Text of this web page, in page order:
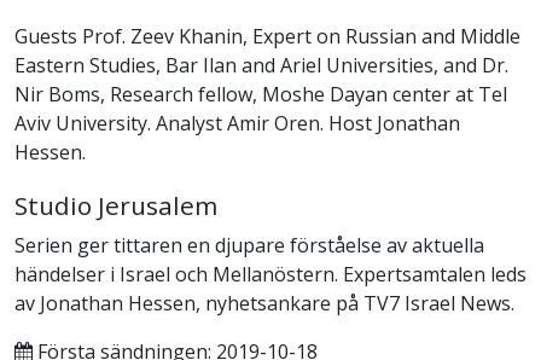
Guests Prof. Zeev Khanin, Expert on Russian and Middle
Eastern Studies, Bar Ilan and Ariel Universities, and Dr.
Nir Boms, Research fellow, Moshe Dayan center at Tel
Aviv University. Analyst Amir Oren. Host Jonathan
Hessen.
Studio Jerusalem
Serien ger tittaren en djupare förståelse av aktuella
händelser i Israel och Mellanöstern. Expertsamtalen leds
av Jonathan Hessen, nyhetsankare på TV7 Israel News.
Första sändningen: 2019-10-18